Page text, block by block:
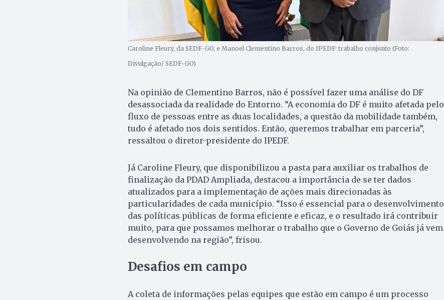
Caroline Fleury, da SEDF-GO, e Manoel Clementino Barros, do IPEDF: trabalho conjunto (Foto:
Divulgação/ SEDF-GO)
Na opinião de Clementino Barros, não é possível fazer uma análise do DF
desassociada da realidade do Entorno. “A economia do DF é muito afetada pelo
fluxo de pessoas entre as duas localidades, a questão da mobilidade também,
tudo é afetado nos dois sentidos. Então, queremos trabalhar em parceria”,
ressaltou o diretor-presidente do IPEDF.
Já Caroline Fleury, que disponibilizou a pasta para auxiliar os trabalhos de
finalização da PDAD Ampliada, destacou a importância de se ter dados
atualizados para a implementação de ações mais direcionadas às
particularidades de cada município. “Isso é essencial para o desenvolvimento
das políticas públicas de forma eficiente e eficaz, e o resultado irá contribuir
muito, para que possamos melhorar o trabalho que o Governo de Goiás já vem
desenvolvendo na região”, frisou.
Desafios em campo
A coleta de informações pelas equipes que estão em campo é um processo